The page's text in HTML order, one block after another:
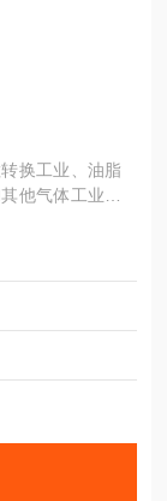
换工业、油脂
他气体工业、
缓冲机。